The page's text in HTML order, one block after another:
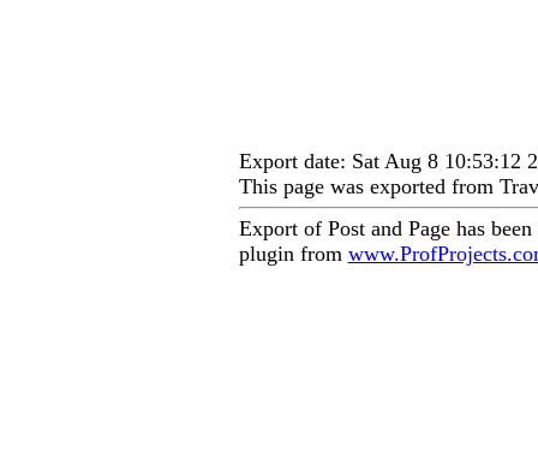
Export date: Sat Aug 8 10:53:12
This page was exported from
Export of Post and Page has
plugin from